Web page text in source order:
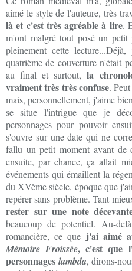
aimé le style de l'auteure, très
là et c'est très agréable à lire.
m'ont malgré tout posé un petit
pleinement cette
quatrième de couverture n'était
au final et surtout,la
vraiment très très confuse.
mais, personnellement, j'aime
se situe l'intrigue que je
personnages pour pouvoir
s'ouvre sur une date qui ne
fallu un petit moment avant de
ensuite, par chance, ça allait
événements qui émaillent la
du XVème siècle, époque que
repérer sans problème. Tant
rester sur une note
beaucoup de potentiel. Au-
romancière, ce que j'ai aimé
Mémoire Froissée, c'est que
personnages lambda, dirons-